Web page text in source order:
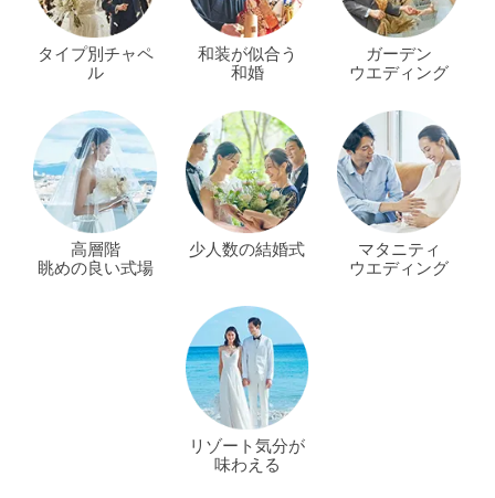
タイプ別チャペ
ル
和装が似合う
和婚
ガーデン
ウエディング
高層階
眺めの良い式場
少人数の結婚式
マタニティ
ウエディング
リゾート気分が
味わえる